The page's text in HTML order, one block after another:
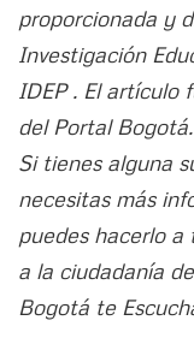
proporcionada y
Investigación
IDEP . El artículo
del Portal Bogotá.
Si tienes alguna
necesitas más
puedes hacerlo a
a la ciudadanía
Bogotá te